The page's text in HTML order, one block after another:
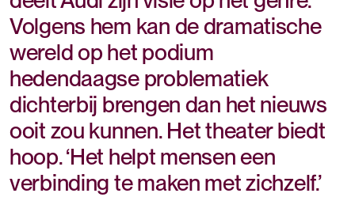
Volgens hem kan de dramatische
wereld op het podium
hedendaagse problematiek
dichterbij brengen dan het nieuws
ooit zou kunnen. Het theater biedt
hoop. ‘Het helpt mensen een
verbinding te maken met zichzelf.’